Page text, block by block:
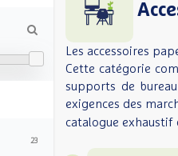
23
Les accessoires
Cette catégorie
supports de
exigences des
catalogue exhaustif